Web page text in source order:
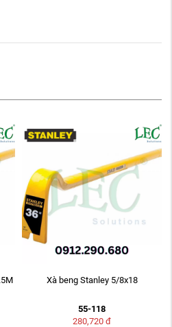
Xà beng Stanley 5/8x18
55-118
280,720 đ